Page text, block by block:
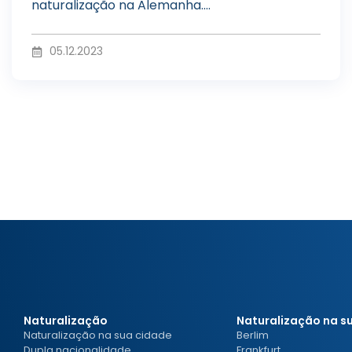
o
u
r
naturalização na Alemanha....
05.12.2023
Naturalização
Naturalização na sua cidade
Naturalização na
Berlim